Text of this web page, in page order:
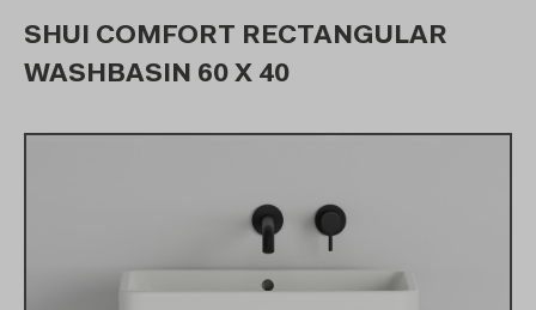
SHUI COMFORT RECTANGULAR
WASHBASIN 60 X 40